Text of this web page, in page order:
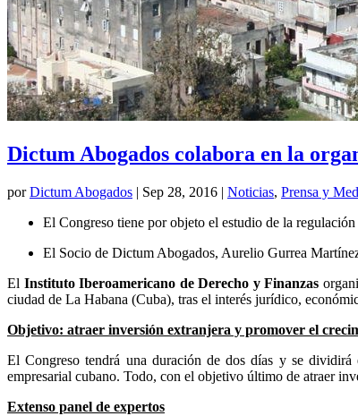
Dictum Abogados colabora en la
porDictum Abogados | Sep 28, 2016 | Noticias, Prensa y
El Congreso tiene por objeto el estudio de la
El Socio de Dictum Abogados, Aurelio Gurrea
El Instituto Iberoamericano de Derecho y Finanzas
ciudad de La Habana (Cuba), tras el interés jurídico,
Objetivo: atraer inversión extranjera y promover el
El Congreso tendrá una duración de dos días y se dividirá
empresarial cubano. Todo, con el objetivo último de atraer
Extenso panel de expertos